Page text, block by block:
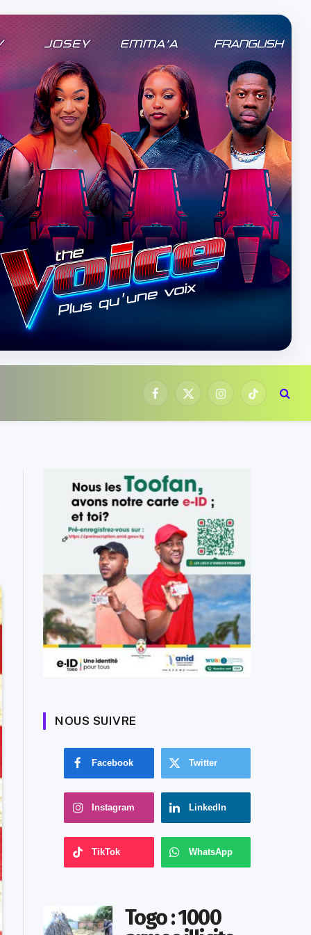
Facebook
X
InstagramTikTok
NOUS SUIVRE
Facebook Twitter
Instagram LinkedIn
TikTok WhatsApp
Togo : 1000